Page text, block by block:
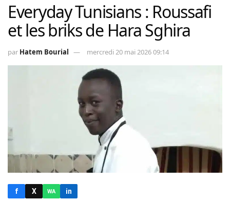
Everyday Tunisians : Roussafi
et les briks de Hara Sghira
par Hatem Bourial mercredi 20 mai 2026 09:14
f X WA in